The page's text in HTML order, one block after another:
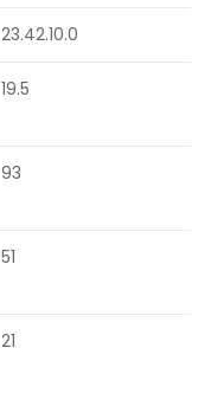
23.42.10.0
19.5
93
51
21